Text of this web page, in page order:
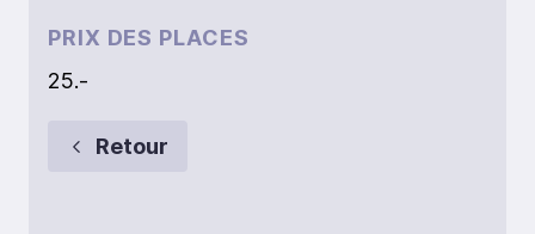
PRIX DES PLACES
25.-
Retour